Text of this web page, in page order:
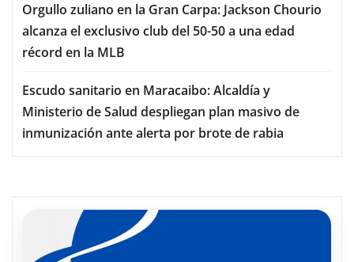
Orgullo zuliano en la Gran Carpa: Jackson Chourio
alcanza el exclusivo club del 50-50 a una edad
récord en la MLB
Escudo sanitario en Maracaibo: Alcaldía y
Ministerio de Salud despliegan plan masivo de
inmunización ante alerta por brote de rabia